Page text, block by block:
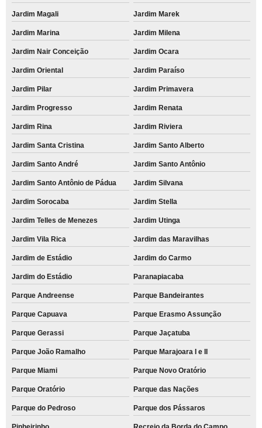
Jardim Magali Jardim Marek
Jardim Marina Jardim Milena
Jardim Nair Conceição Jardim Ocara
Jardim Oriental Jardim Paraíso
Jardim Pilar Jardim Primavera
Jardim Progresso Jardim Renata
Jardim Rina Jardim Riviera
Jardim Santa Cristina Jardim Santo Alberto
Jardim Santo André Jardim Santo Antônio
Jardim Santo Antônio de Pádua Jardim Silvana
Jardim Sorocaba Jardim Stella
Jardim Telles de Menezes Jardim Utinga
Jardim Vila Rica Jardim das Maravilhas
Jardim de Estádio Jardim do Carmo
Jardim do Estádio Paranapiacaba
Parque Andreense Parque Bandeirantes
Parque Capuava Parque Erasmo Assunção
Parque Gerassi Parque Jaçatuba
Parque João Ramalho Parque Marajoara I e II
Parque Miami Parque Novo Oratório
Parque Oratório Parque das Nações
Parque do Pedroso Parque dos Pássaros